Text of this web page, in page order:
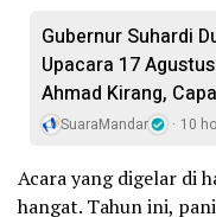
Gubernur Suhardi
Upacara 17
Ahmad Kirang,
SuaraMandar 10
Acara yang digelar di
hangat. Tahun ini,